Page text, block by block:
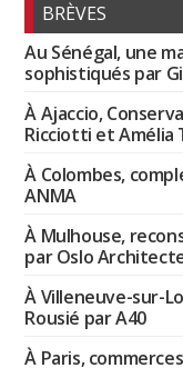
BRÈVES
Au Sénégal, une
sophistiqués par
À Ajaccio,
Ricciotti et Amélia
À Colombes,
ANMA
À Mulhouse,
par Oslo
À Villeneuve-sur-
Rousié par A40
À Paris,